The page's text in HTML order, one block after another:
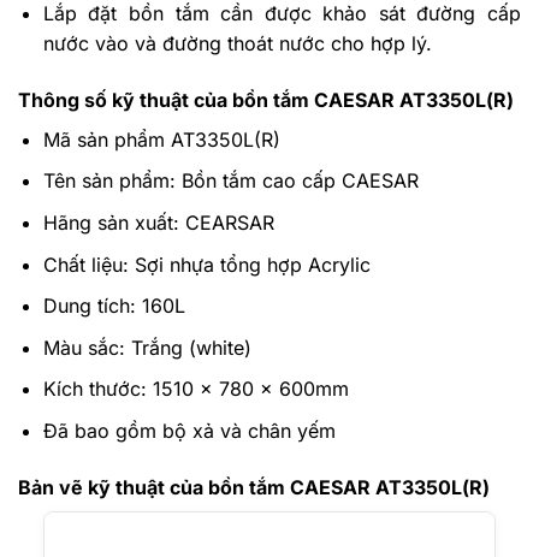
Lắp đặt bồn tắm cần được khảo sát đường cấp
nước vào và đường thoát nước cho hợp lý.
Thông số kỹ thuật của bồn tắm CAESAR AT3350L(R)
Mã sản phẩm AT3350L(R)
Tên sản phẩm: Bồn tắm cao cấp CAESAR
Hãng sản xuất: CEARSAR
Chất liệu: Sợi nhựa tổng hợp Acrylic
Dung tích: 160L
Màu sắc: Trắng (white)
Kích thước: 1510 x 780 x 600mm
Đã bao gồm bộ xả và chân yếm
Bản vẽ kỹ thuật của bồn tắm CAESAR AT3350L(R)